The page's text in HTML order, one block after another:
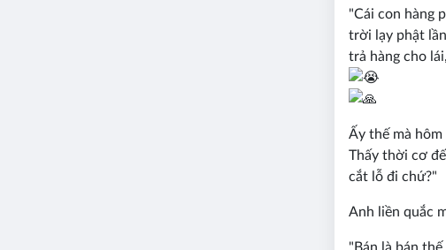
"Cái con hàng
trời lạy phật
trả hàng cho
Ấy thế mà
Thấy thời cơ
cắt lỗ đi chứ?"
Anh liền quắc